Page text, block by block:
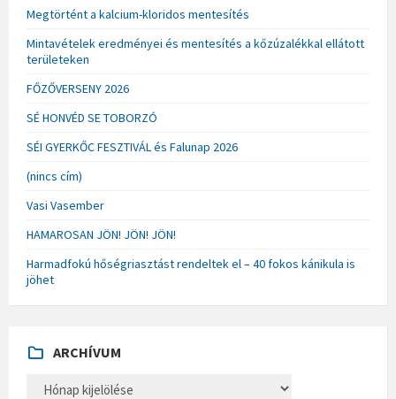
Megtörtént a kalcium-kloridos mentesítés
Mintavételek eredményei és mentesítés a kőzúzalékkal ellátott
területeken
FŐZŐVERSENY 2026
SÉ HONVÉD SE TOBORZÓ
SÉI GYERKŐC FESZTIVÁL és Falunap 2026
(nincs cím)
Vasi Vasember
HAMAROSAN JÖN! JÖN! JÖN!
Harmadfokú hőségriasztást rendeltek el – 40 fokos kánikula is
jöhet
ARCHÍVUM